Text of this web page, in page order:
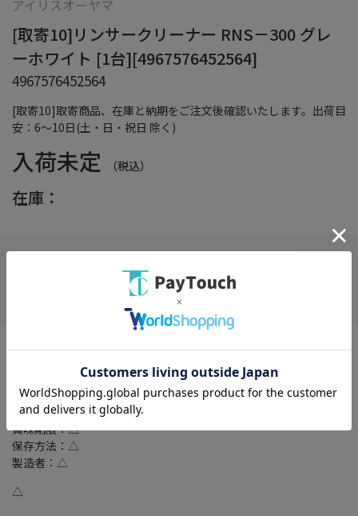
[取寄10]取寄商品、在庫と納期をご注文後確認いたします。出荷目
安：6～10日(土・日・祝日 除く)
アイリスオーヤマ
[取寄10]リンサークリーナー RNS－300 グレ
ーホワイト [1台][4967576452564]
4967576452564
入荷未定 （税込）
在庫：
在庫がありません
原材料名：△
内容量：△
賞味期限：△
保存方法：△
製造者：△
△